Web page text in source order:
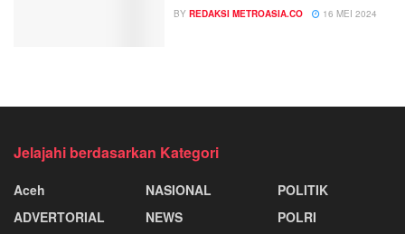
BY REDAKSI METROASIA.CO 16 MEI 2024
Jelajahi berdasarkan Kategori
Aceh
ADVERTORIAL
NASIONAL
NEWS
POLITIK
POLRI